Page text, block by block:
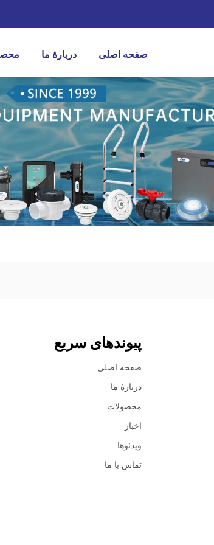
صفحه اصلی دربارهٔ ما
پیوندهای سریع
صفحه اصلی
دربارهٔ ما
محصولات
اخبار
ویدئوها
تماس با ما